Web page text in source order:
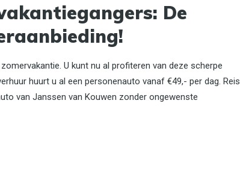
De
U kunt nu al profiteren van deze scherpe
huurt u al een personenauto vanaf €49,- per dag. Reis
van Janssen van Kouwen zonder ongewenste